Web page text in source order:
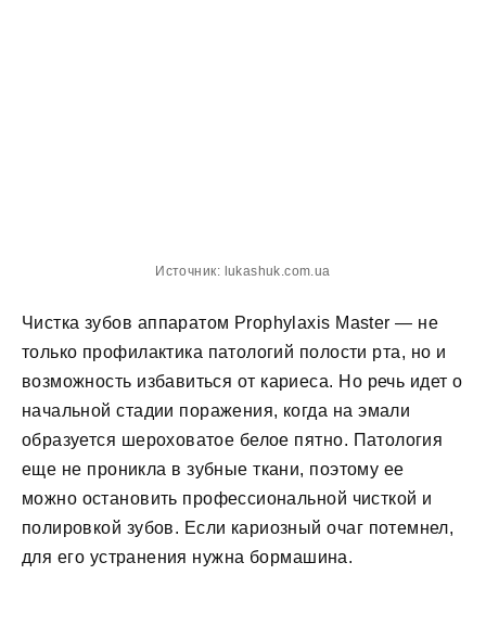
Источник: lukashuk.com.ua
Чистка зубов аппаратом Prophylaxis Master — не
только профилактика патологий полости рта, но и
возможность избавиться от кариеса. Но речь идет о
начальной стадии поражения, когда на эмали
образуется шероховатое белое пятно. Патология
еще не проникла в зубные ткани, поэтому ее
можно остановить профессиональной чисткой и
полировкой зубов. Если кариозный очаг потемнел,
для его устранения нужна бормашина.